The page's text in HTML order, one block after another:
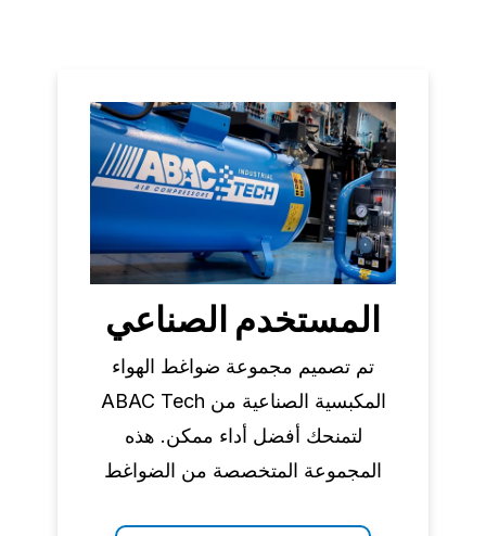
المستخدم الصناعي
تم تصميم مجموعة ضواغط الهواء
المكبسية الصناعية من ABAC Tech
لتمنحك أفضل أداء ممكن. هذه
المجموعة المتخصصة من الضواغط